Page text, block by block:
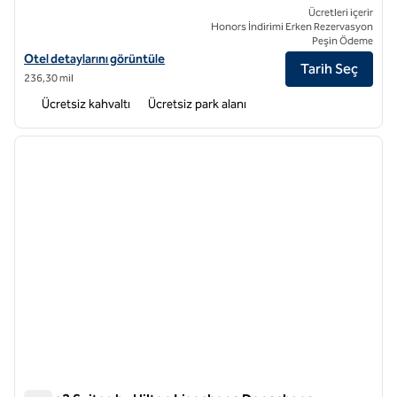
Home2 Suites by Hilton Xingcheng Seaside için otel bilgilerini
Otel detaylarını görüntüle
236,30 mil
Ücretleri içerir
Honors İndirimi Erken Rezervasyon
Peşin Ödeme
Tarih Seç
Ücretsiz kahvaltı Ücretsiz park alanı
1 / 12